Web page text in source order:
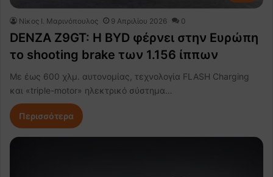
Nίκος Ι. Mαρινόπουλος 9 Απριλίου 2026 0
DENZA Z9GT: Η BYD φέρνει στην Ευρώπη
το shooting brake των 1.156 ίππων
Με έως 600 χλμ. αυτονομίας, τεχνολογία FLASH Charging
και «triple-motor» ηλεκτρικό σύστημα…
Περισσότερα